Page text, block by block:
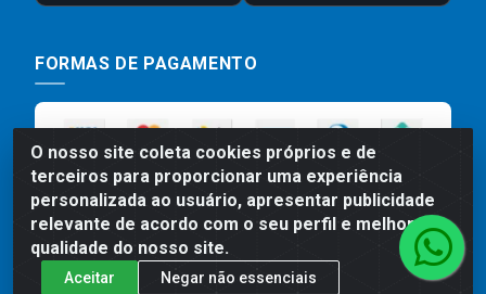
O nosso site coleta cookies próprios e de
terceiros para proporcionar uma experiência
personalizada ao usuário, apresentar publicidade
relevante de acordo com o seu perfil e melhorar a
qualidade do nosso site.
Aceitar
Negar não essenciais
FORMAS DE PAGAMENTO
Preços, promoções, condições de pagamento e frete são válidos